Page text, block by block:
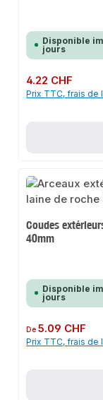
Disponible
jours
Prix régulier :
4.22 CHF
Prix TTC, frais de
Coudes
40mm
Disponible
jours
Prix régulier :
De5.09 CHF
Prix TTC, frais de